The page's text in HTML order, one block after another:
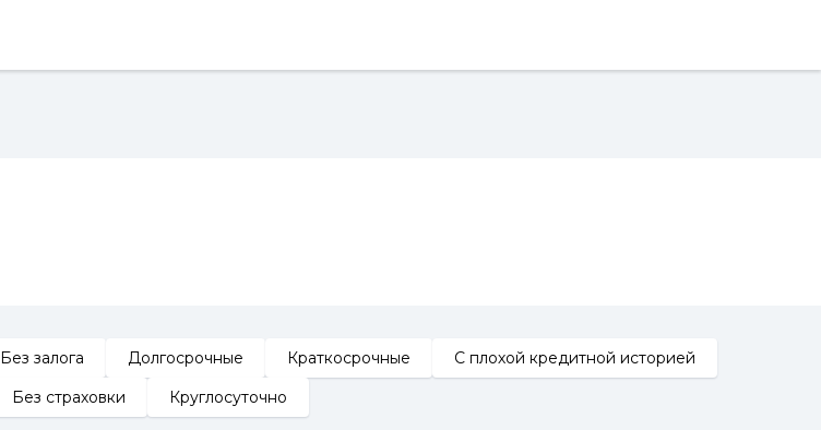
Без залога Долгосрочные Краткосрочные
С плохой кредитной историей
Без страховки Круглосуточно